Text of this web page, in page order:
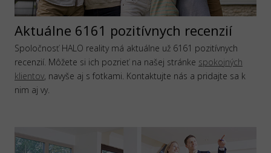
Aktuálne 6161 pozitívnych recenzií
Spoločnosť HALO reality má aktuálne už 6161 pozitívnych
recenzií. Môžete si ich pozrieť na našej stránke spokojných
klientov, navyše aj s fotkami. Kontaktujte nás a pridajte sa k
nim aj vy.